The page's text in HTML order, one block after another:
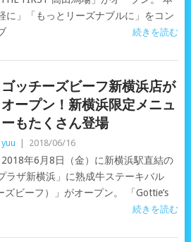
に」「もっとリーズナブルに」をコン
続きを読む
ゴッチーズビーフ新横浜店が
オープン！新横浜限定メニュ
ーもたくさん登場
yuu 2018/06/16
2018年6月8日（金）に新横浜駅直結の
ラザ新横浜」に熟成牛ステーキバル
ズビーフ）」がオープン。 「Gottie’s
続きを読む